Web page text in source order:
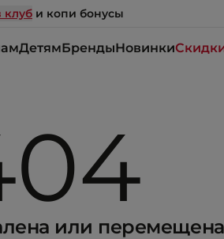
клуб и копи бонусы
ДетямБрендыНовинки
или перемещена